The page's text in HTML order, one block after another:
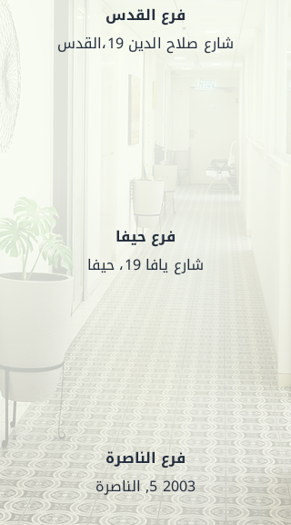
فرع القدس
شارع صلاح الدين 19،القدس
فرع حيفا
شارع يافا 19،
حيفا
فرع الناصرة
2003 5, الناصرة